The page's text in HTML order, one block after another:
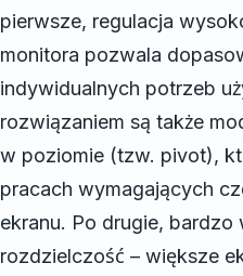
pierwsze, regulacja
monitora pozwala
indywidualnych potrzeb
rozwiązaniem są także
w poziomie (tzw. pivot),
pracach wymagających
ekranu. Po drugie, bardzo
rozdzielczość – większe